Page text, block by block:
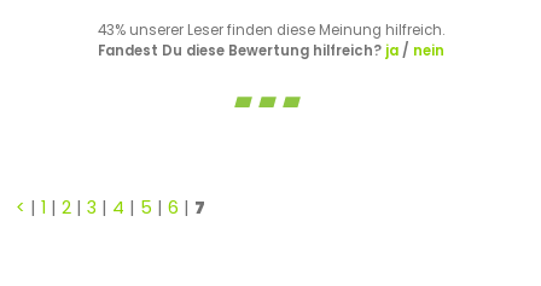
43% unserer Leser finden diese Meinung hilfreich.
Fandest Du diese Bewertung hilfreich? ja/ nein
< | 1 | 2| 3 | 4 | 5 | 6 | 7